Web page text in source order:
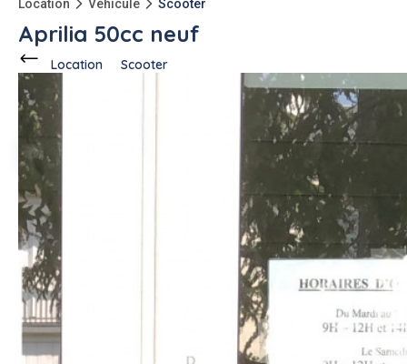
Location Véhicule Scooter
Aprilia 50cc neuf
Location Scooter
Ce voisin Gujan-Mestras (33470)
1 annonce
-150kg
Description de l'annonce
Bonjour
Je met en l'occasion mon Aprilia sxr neuf
#scooter